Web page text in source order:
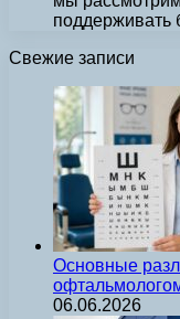
поддерживать
Свежие записи
Основные
06.06.2026